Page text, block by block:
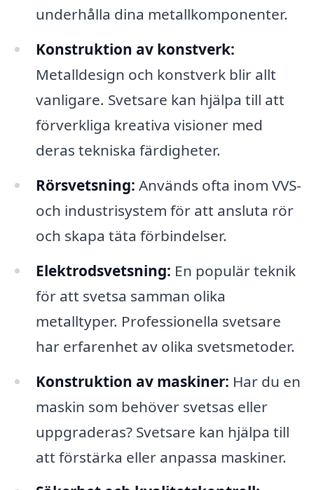
underhålla dina metallkomponenter.
Konstruktion av konstverk:
Metalldesign och konstverk blir allt
vanligare. Svetsare kan hjälpa till att
förverkliga kreativa visioner med
deras tekniska färdigheter.
Rörsvetsning: Används ofta inom VVS-
och industrisystem för att ansluta rör
och skapa täta förbindelser.
Elektrodsvetsning: En populär teknik
för att svetsa samman olika
metalltyper. Professionella svetsare
har erfarenhet av olika svetsmetoder.
Konstruktion av maskiner: Har du en
maskin som behöver svetsas eller
uppgraderas? Svetsare kan hjälpa till
att förstärka eller anpassa maskiner.